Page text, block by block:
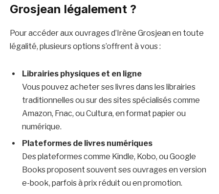
Grosjean légalement ?
Pour accéder aux ouvrages d’Irène Grosjean en toute
légalité, plusieurs options s’offrent à vous :
Librairies physiques et en ligne
Vous pouvez acheter ses livres dans les librairies
traditionnelles ou sur des sites spécialisés comme
Amazon, Fnac, ou Cultura, en format papier ou
numérique.
Plateformes de livres numériques
Des plateformes comme Kindle, Kobo, ou Google
Books proposent souvent ses ouvrages en version
e-book, parfois à prix réduit ou en promotion.